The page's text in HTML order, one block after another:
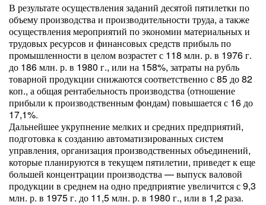
В результате осуществления заданий десятой пятилетки по
объему производства и производительности труда, а также
осуществления мероприятий по экономии материальных и
трудовых ресурсов и финансовых средств прибыль по
промышленности в целом возрастет с 118 млн. р. в 1976 г.
до 186 млн. р. в 1980 г., или на 158%, затраты на рубль
товарной продукции снижаются соответственно с 85 до 82
коп., а общая рентабельность производства (отношение
прибыли к производственным фондам) повышается с 16 до
17,1%.
Дальнейшее укрупнение мелких и средних предприятий,
подготовка к созданию автоматизированных систем
управления, организация производственных объединений,
которые планируются в текущем пятилетии, приведет к еще
большей концентрации производства — выпуск валовой
продукции в среднем на одно предприятие увеличится с 9,3
млн. р. в 1975 г. до 11,5 млн. р. в 1980 г., или в 1,2 раза.